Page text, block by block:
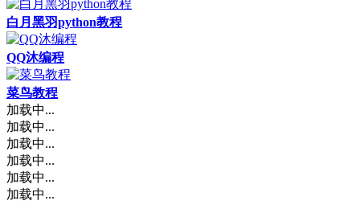
白月黑羽python教程
QQ沐编程
菜鸟教程
加载中...
加载中...
加载中...
加载中...
加载中...
加载中...